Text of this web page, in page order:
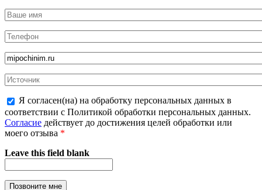
Я согласен(на) на обработку персональных данных в
соответствии с Политикой обработки персональных данных.
Согласие действует до достижения целей обработки или
моего отзыва *
Leave this field blank